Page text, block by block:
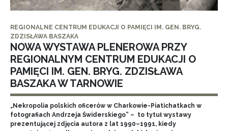
REGIONALNE CENTRUM EDUKACJI O PAMIĘCI IM. GEN. BRYG.
ZDZISŁAWA BASZAKA
NOWA WYSTAWA PLENEROWA PRZY
REGIONALNYM CENTRUM EDUKACJI O
PAMIĘCI IM. GEN. BRYG. ZDZISŁAWA
BASZAKA W TARNOWIE
„Nekropolia polskich oficerów w Charkowie-Piatichatkach w
fotografiach Andrzeja Świderskiego” – to tytuł wystawy
prezentującej zdjęcia autora z lat 1990–1991, kiedy